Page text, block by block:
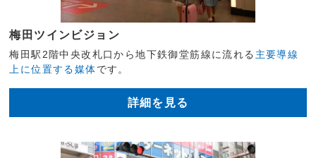
梅田ツインビジョン
梅田駅2階中央改札口から地下鉄御堂筋線に流れる 主要導線
上に位置する媒体です。
詳細を見る